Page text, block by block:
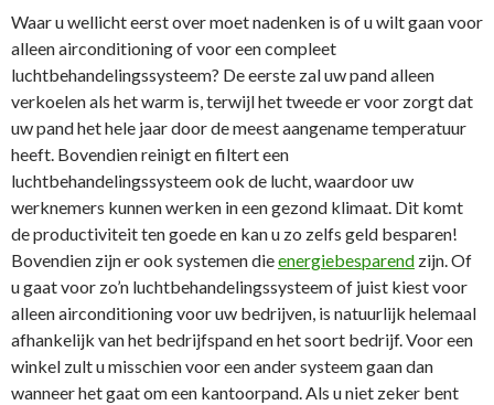
Waar u wellicht eerst over moet nadenken is of u wilt gaan voor
alleen airconditioning of voor een compleet
luchtbehandelingssysteem? De eerste zal uw pand alleen
verkoelen als het warm is, terwijl het tweede er voor zorgt dat
uw pand het hele jaar door de meest aangename temperatuur
heeft. Bovendien reinigt en filtert een
luchtbehandelingssysteem ook de lucht, waardoor uw
werknemers kunnen werken in een gezond klimaat. Dit komt
de productiviteit ten goede en kan u zo zelfs geld besparen!
Bovendien zijn er ook systemen dieenergiebesparend zijn. Of
u gaat voor zo’n luchtbehandelingssysteem of juist kiest voor
alleen airconditioning voor uw bedrijven, is natuurlijk helemaal
afhankelijk van het bedrijfspand en het soort bedrijf. Voor een
winkel zult u misschien voor een ander systeem gaan dan
wanneer het gaat om een kantoorpand. Als u niet zeker bent